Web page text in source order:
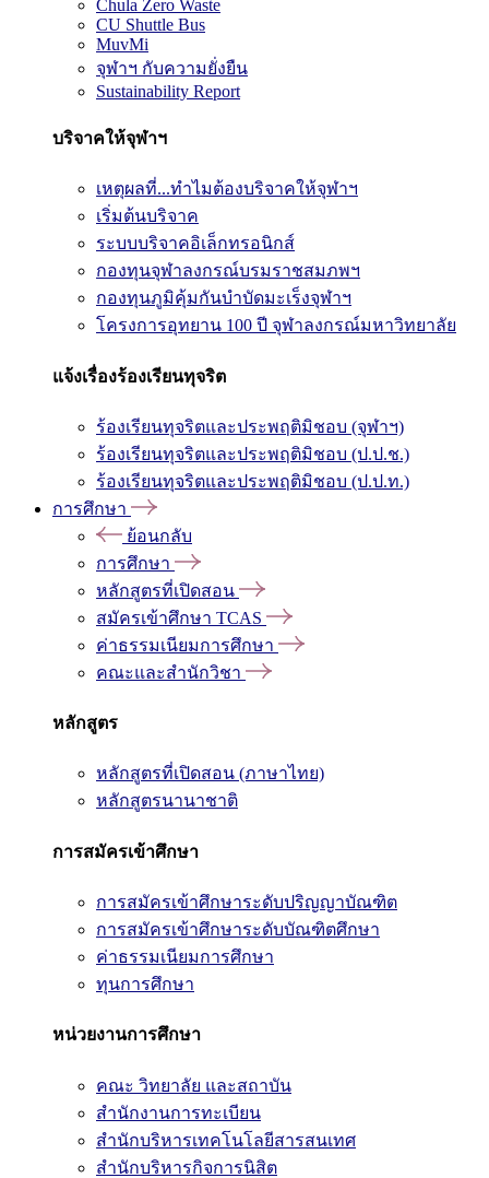
Chula Zero Waste
CU Shuttle Bus
MuvMi
จุฬาฯ กับความยั่งยืน
Sustainability Report
บริจาคให้จุฬาฯ
เหตุผลที่...ทำไมต้องบริจาคให้จุฬาฯ
เริ่มต้นบริจาค
ระบบบริจาคอิเล็กทรอนิกส์
กองทุนจุฬาลงกรณ์บรมราชสมภพฯ
กองทุนภูมิคุ้มกันบำบัดมะเร็งจุฬาฯ
โครงการอุทยาน 100 ปี จุฬาลงกรณ์มหาวิทยาลัย
แจ้งเรื่องร้องเรียนทุจริต
ร้องเรียนทุจริตและประพฤติมิชอบ (จุฬาฯ)
ร้องเรียนทุจริตและประพฤติมิชอบ (ป.ป.ช.)
ร้องเรียนทุจริตและประพฤติมิชอบ (ป.ป.ท.)
การศึกษา
ย้อนกลับ
การศึกษา
หลักสูตรที่เปิดสอน
สมัครเข้าศึกษา TCAS
ค่าธรรมเนียมการศึกษา
คณะและสำนักวิชา
หลักสูตร
หลักสูตรที่เปิดสอน (ภาษาไทย)
หลักสูตรนานาชาติ
การสมัครเข้าศึกษา
การสมัครเข้าศึกษาระดับปริญญาบัณฑิต
การสมัครเข้าศึกษาระดับบัณฑิตศึกษา
ค่าธรรมเนียมการศึกษา
ทุนการศึกษา
หน่วยงานการศึกษา
คณะ วิทยาลัย และสถาบัน
สำนักงานการทะเบียน
สำนักบริหารเทคโนโลยีสารสนเทศ
สำนักบริหารกิจการนิสิต